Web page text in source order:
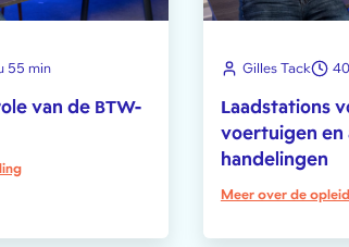
55 min
van de BTW-
Gilles Tack
Laadstations
voertuigen en
handelingen
Meer over de